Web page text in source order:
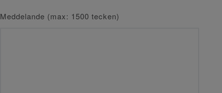
Meddelande (max: 1500 tecken)